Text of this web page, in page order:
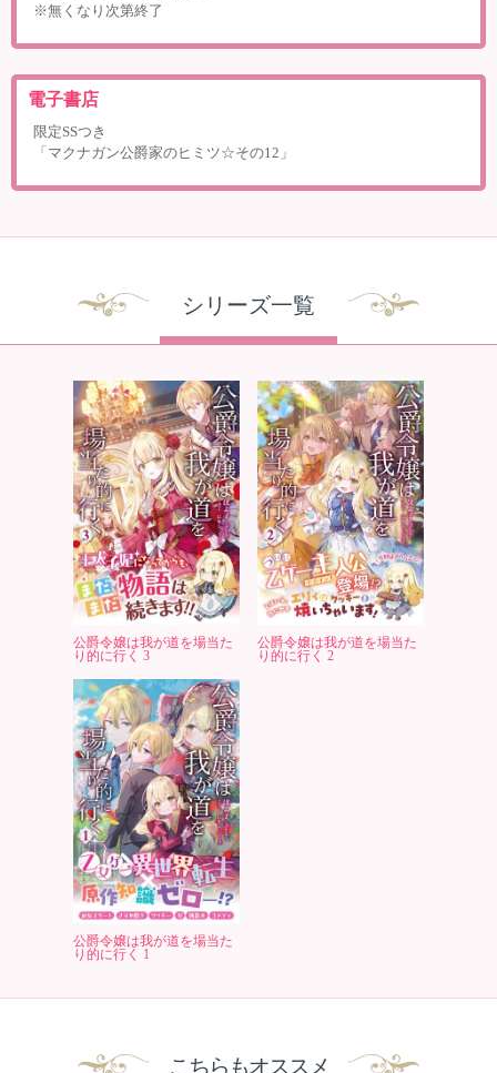
※無くなり次第終了
電子書店
限定SSつき
「マクナガン公爵家のヒミツ☆その12」
シリーズ一覧
公爵令嬢は我が道を場当た
り的に行く 3
公爵令嬢は我が道を場当た
り的に行く 2
公爵令嬢は我が道を場当た
り的に行く 1
こちらもオススメ